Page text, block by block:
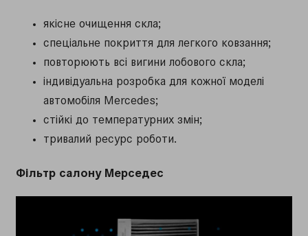
якісне очищення скла;
спеціальне покриття для легкого ковзання;
повторюють всі вигини лобового скла;
індивідуальна розробка для кожної моделі
автомобіля Mercedes;
стійкі до температурних змін;
тривалий ресурс роботи.
Фільтр салону Мерседес